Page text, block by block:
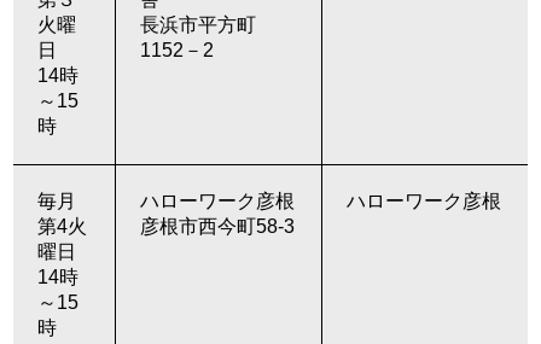
火曜
日
14時
～15
時
長浜市平方町
1152－2
毎月
第4火
曜日
14時
～15
時
ハローワーク彦根
彦根市西今町58-3
ハローワーク彦根